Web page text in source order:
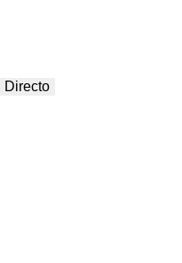
Directo